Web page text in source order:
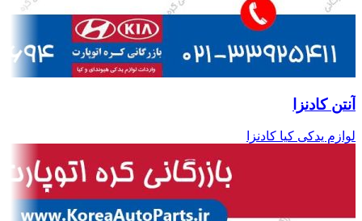
آنتن کادنزا
لوازم یدکی کیا کادنزا